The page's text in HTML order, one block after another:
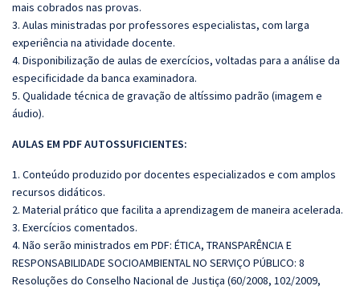
mais cobrados nas provas.
3. Aulas ministradas por professores especialistas, com larga
experiência na atividade docente.
4. Disponibilização de aulas de exercícios, voltadas para a análise da
especificidade da banca examinadora.
5. Qualidade técnica de gravação de altíssimo padrão (imagem e
áudio).
AULAS EM PDF AUTOSSUFICIENTES:
1. Conteúdo produzido por docentes especializados e com amplos
recursos didáticos.
2. Material prático que facilita a aprendizagem de maneira acelerada.
3. Exercícios comentados.
4. Não serão ministrados em PDF: ÉTICA, TRANSPARÊNCIA E
RESPONSABILIDADE SOCIOAMBIENTAL NO SERVIÇO PÚBLICO: 8
Resoluções do Conselho Nacional de Justiça (60/2008, 102/2009,